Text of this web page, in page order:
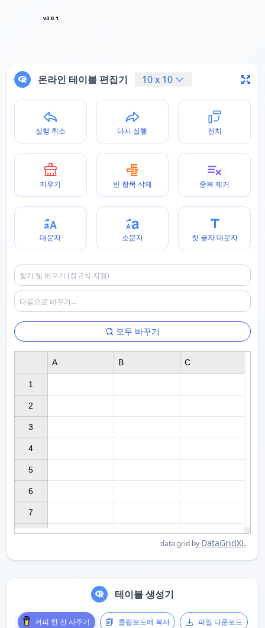
v3.0.1
온라인 테이블 편집기 10x 10
실행 취소 다시 실행 전치
지우기 빈 항목 삭제 중복 제거
대문자 소문자 첫 글자 대문자
모두 바꾸기
data grid by DataGridXL
1
2
3
4
5
6
7
A B C
테이블 생성기
커피 한 잔 사주기 클립보드에 복사 파일 다운로드